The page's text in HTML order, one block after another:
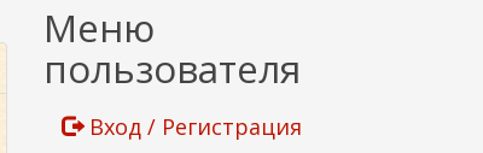
а
п
о
Меню
пользователя
Вход / Регистрация